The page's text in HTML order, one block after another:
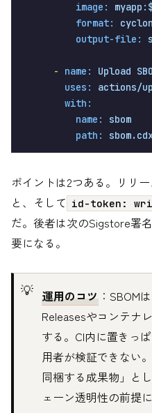
image:
format:
output-file:
- name: Upload
uses:
actions/
with:
name:
sbom
path:
ポイントは2つある。リリ
と、そして id-token:
だ。後者は次のSigstore署
要になる。
運用のコツ ：SBOM
Releasesやコンテナ
する。CI内に置きっ
用者が検証できない
同梱する成果物」と
ェーン透明性の前提に